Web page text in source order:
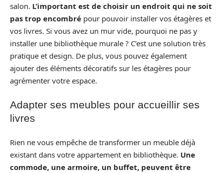
salon. L’important est de choisir un endroit qui ne soit
pas trop encombré pour pouvoir installer vos étagères et
vos livres. Si vous avez un mur vide, pourquoi ne pas y
installer une bibliothèque murale ? C’est une solution très
pratique et design. De plus, vous pouvez également
ajouter des éléments décoratifs sur les étagères pour
agrémenter votre espace.
Adapter ses meubles pour accueillir ses
livres
Rien ne vous empêche de transformer un meuble déjà
existant dans votre appartement en bibliothèque. Une
commode, une armoire, un buffet, peuvent être